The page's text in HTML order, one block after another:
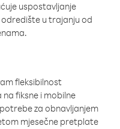
uspostavljanje
u trajanju od
fleksibilnost
fiksne i mobilne
za obnavljanjem
mjesečne pretplate